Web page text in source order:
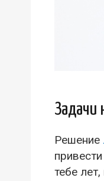
Задачи
Решение
тебе